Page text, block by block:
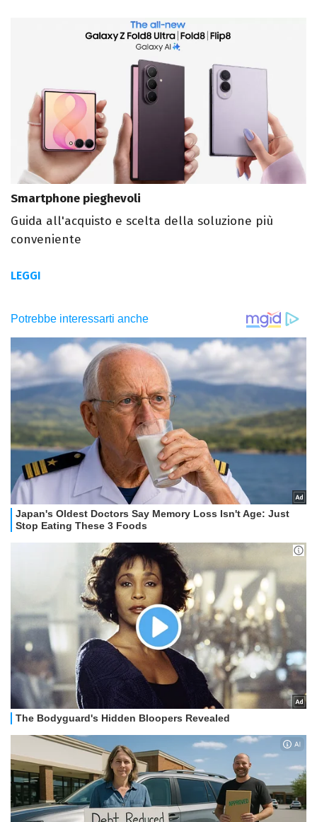
Smartphone pieghevoli
Guida all'acquisto e scelta della soluzione più
conveniente
LEGGI